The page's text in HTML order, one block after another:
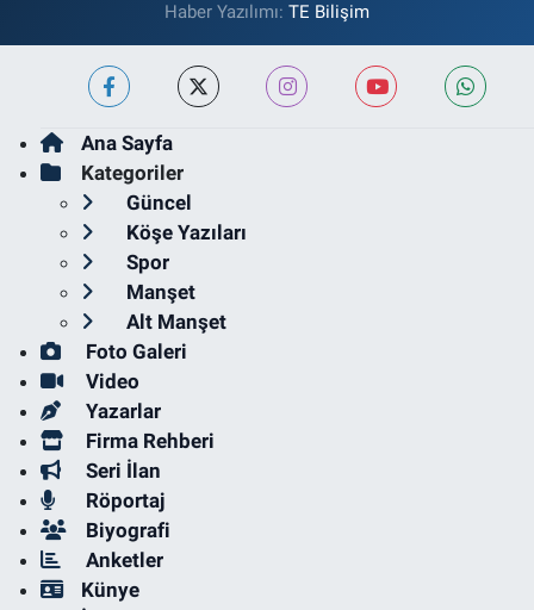
Haber Yazılımı: TE Bilişim
Ana Sayfa
Kategoriler
Güncel
Köşe Yazıları
Spor
Manşet
Alt Manşet
Foto Galeri
Video
Yazarlar
Firma Rehberi
Seri İlan
Röportaj
Biyografi
Anketler
Künye